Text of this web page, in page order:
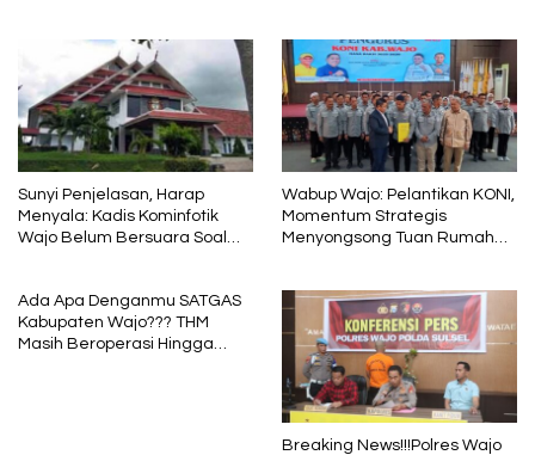
Sunyi Penjelasan, Harap
Menyala: Kadis Kominfotik
Wajo Belum Bersuara Soal
Wabup Wajo: Pelantikan KONI,
Momentum Strategis
Menyongsong Tuan Rumah
Ada Apa Denganmu SATGAS
Kabupaten Wajo??? THM
Masih Beroperasi Hingga
Breaking News!!!Polres Wajo